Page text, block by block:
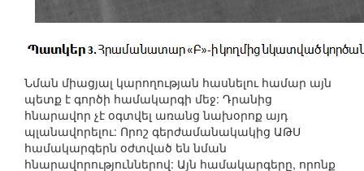
Նման միացյալ կարողության հասնելու համար այն
պետք է գործի համակարգի մեջ: Դրանից
հնարավոր չէ օգտվել առանց նախօրոք այդ
պլանավորելու: Որոշ գերժամանակակից ԱԹՍ
համակարգերն օժտված են նման
հնարավորություններով: Այն համակարգերը, որոնք